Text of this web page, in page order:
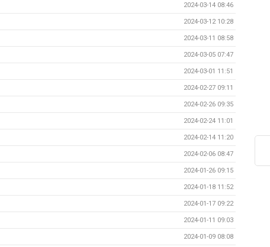
2024-03-14 08:46
2024-03-12 10:28
2024-03-11 08:58
2024-03-05 07:47
2024-03-01 11:51
2024-02-27 09:11
2024-02-26 09:35
2024-02-24 11:01
2024-02-14 11:20
2024-02-06 08:47
2024-01-26 09:15
2024-01-18 11:52
2024-01-17 09:22
2024-01-11 09:03
2024-01-09 08:08